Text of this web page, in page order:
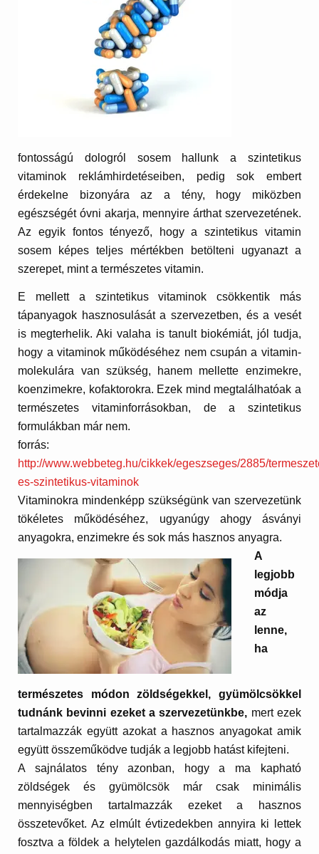
fontosságú dologról sosem hallunk a szintetikus
vitaminok reklámhirdetéseiben, pedig sok embert
érdekelne bizonyára az a tény, hogy miközben
egészségét óvni akarja, mennyire árthat szervezetének.
Az egyik fontos tényező, hogy a szintetikus vitamin
sosem képes teljes mértékben betölteni ugyanazt a
szerepet, mint a természetes vitamin.
E mellett a szintetikus vitaminok csökkentik más
tápanyagok hasznosulását a szervezetben, és a vesét
is megterhelik. Aki valaha is tanult biokémiát, jól tudja,
hogy a vitaminok működéséhez nem csupán a vitamin-
molekulára van szükség, hanem mellette enzimekre,
koenzimekre, kofaktorokra. Ezek mind megtalálhatóak a
természetes vitaminforrásokban, de a szintetikus
formulákban már nem.
forrás:
http://www.webbeteg.hu/cikkek/egeszseges/2885/
es-szintetikus-vitaminok
Vitaminokra mindenképp szükségünk van szervezetünk
tökéletes működéséhez, ugyanúgy ahogy ásványi
anyagokra, enzimekre és sok más hasznos anyagra.
A
legjobb
módja
az
lenne,
ha
természetes módon zöldségekkel, gyümölcsökkel
tudnánk bevinni ezeket a szervezetünkbe, mert ezek
tartalmazzák együtt azokat a hasznos anyagokat amik
együtt összeműködve tudják a legjobb hatást kifejteni.
A sajnálatos tény azonban, hogy a ma kapható
zöldségek és gyümölcsök már csak minimális
mennyiségben tartalmazzák ezeket a hasznos
összetevőket. Az elmúlt évtizedekben annyira ki lettek
fosztva a földek a helytelen gazdálkodás miatt, hogy a